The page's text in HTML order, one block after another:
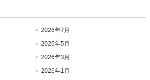
2026年7月
2026年5月
2026年3月
2026年1月